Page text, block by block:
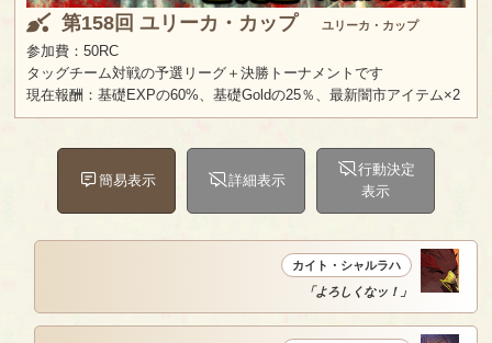
第158回 ユリーカ・カップ ユリーカ・カップ
参加費：50RC
タッグチーム対戦の予選リーグ＋決勝トーナメントです
現在報酬：基礎EXPの60%、基礎Goldの25％、最新闇市アイテム×2
簡易表示 詳細表示
行動決定
表示
カイト・シャルラハ
「よろしくなッ！」